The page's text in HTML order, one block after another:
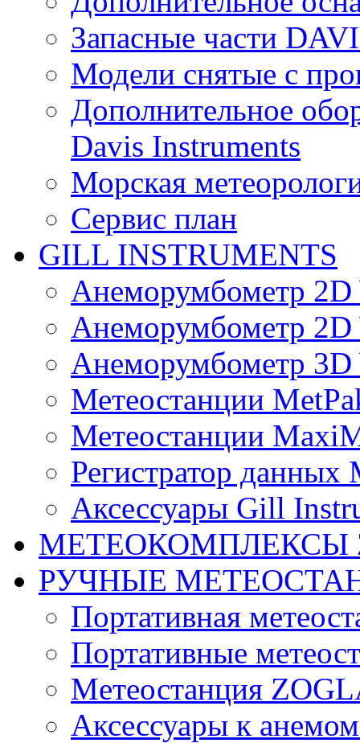
Запасные части
Модели снятые с
Дополнительное
Davis Instruments
Морская
Сервис план
GILL INSTRUMENTS
Анеморумбометр 2D
Анеморумбометр 2D
Анеморумбометр 3D
Метеостанции
Метеостанции
Регистратор данных
Аксессуары Gill
МЕТЕОКОМПЛЕКСЫ
РУЧНЫЕ
Портативная
Портативные
Mетеостанция
Аксессуары к